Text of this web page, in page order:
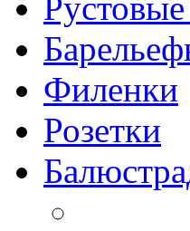
Филенки
Розетки